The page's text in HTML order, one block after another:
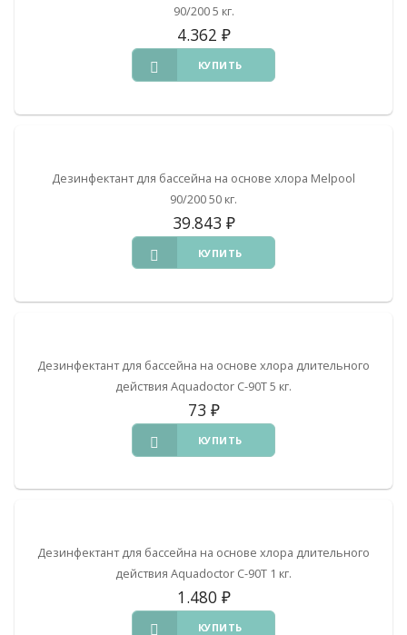
90/200 5 кг.
4.362 ₽
КУПИТЬ
Дезинфектант для бассейна на основе хлора Melpool
90/200 50 кг.
39.843 ₽
КУПИТЬ
Дезинфектант для бассейна на основе хлора длительного
действия Aquadoctor C-90T 5 кг.
73 ₽
КУПИТЬ
Дезинфектант для бассейна на основе хлора длительного
действия Aquadoctor C-90T 1 кг.
1.480 ₽
КУПИТЬ